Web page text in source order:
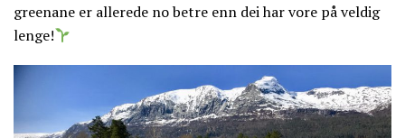
greenane er allerede no betre enn dei har vore på veldig
lenge!